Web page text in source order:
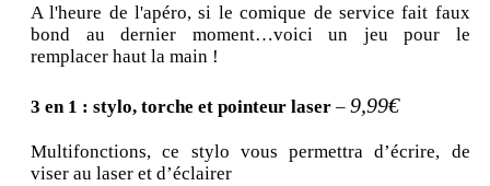
A l'heure de l'apéro, si le comique de service fait faux
bond au dernier moment…voici un jeu pour le
remplacer haut la main !
3 en 1 : stylo, torche et pointeur laser – 9,99€
Multifonctions, ce stylo vous permettra d’écrire, de
viser au laser et d’éclairer